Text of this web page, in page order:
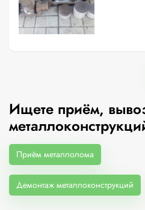
Ищете приём,
Приём металлолома
Демонтаж металлоконструкций